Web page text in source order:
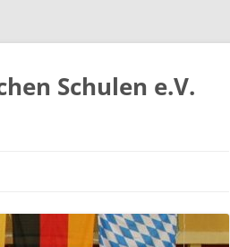
Schulen e.V.